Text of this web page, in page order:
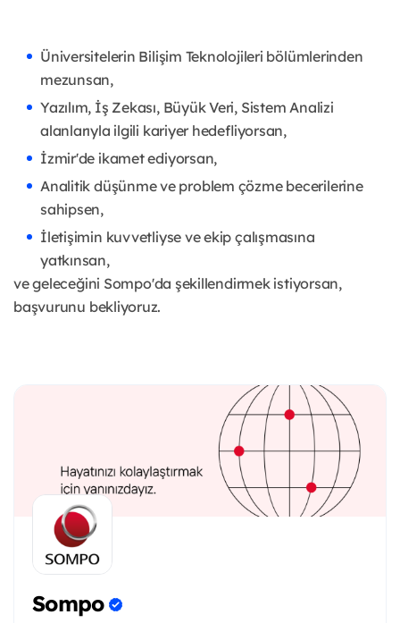
Üniversitelerin Bilişim Teknolojileri bölümlerinden
mezunsan,
Yazılım, İş Zekası, Büyük Veri, Sistem Analizi
alanlarıyla ilgili kariyer hedefliyorsan,
İzmir'de ikamet ediyorsan,
Analitik düşünme ve problem çözme becerilerine
sahipsen,
İletişimin kuvvetliyse ve ekip çalışmasına
yatkınsan,
ve geleceğini Sompo'da şekillendirmek istiyorsan,
başvurunu bekliyoruz.
Sompo